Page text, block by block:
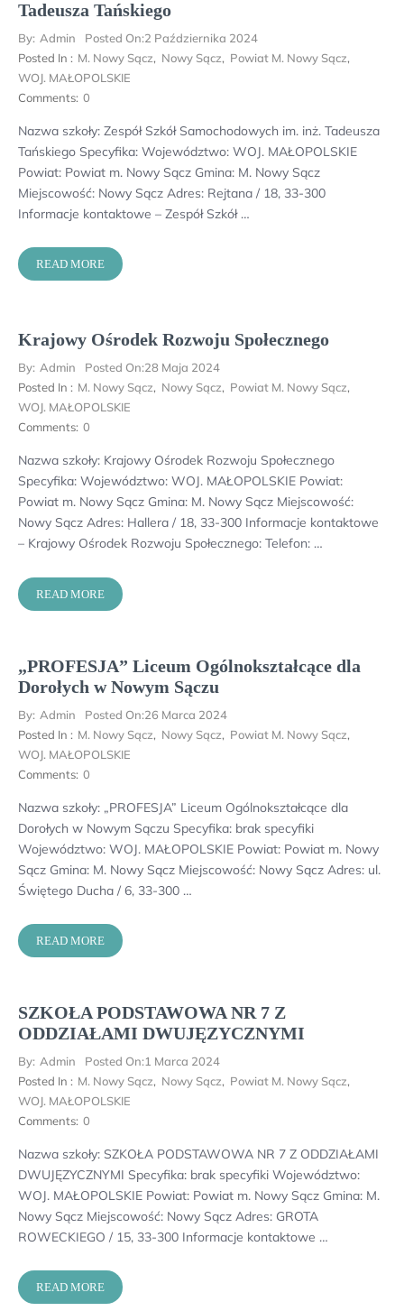
Tadeusza Tańskiego
By: Admin Posted On:2 Października 2024
Posted In : M. Nowy Sącz, Nowy Sącz, Powiat M. Nowy Sącz,
WOJ. MAŁOPOLSKIE
Comments: 0
Nazwa szkoły: Zespół Szkół Samochodowych im. inż. Tadeusza
Tańskiego Specyfika: Województwo: WOJ. MAŁOPOLSKIE
Powiat: Powiat m. Nowy Sącz Gmina: M. Nowy Sącz
Miejscowość: Nowy Sącz Adres: Rejtana / 18, 33-300
Informacje kontaktowe – Zespół Szkół …
READ MORE
Krajowy Ośrodek Rozwoju Społecznego
By: Admin Posted On:28 Maja 2024
Posted In : M. Nowy Sącz, Nowy Sącz, Powiat M. Nowy Sącz,
WOJ. MAŁOPOLSKIE
Comments: 0
Nazwa szkoły: Krajowy Ośrodek Rozwoju Społecznego
Specyfika: Województwo: WOJ. MAŁOPOLSKIE Powiat:
Powiat m. Nowy Sącz Gmina: M. Nowy Sącz Miejscowość:
Nowy Sącz Adres: Hallera / 18, 33-300 Informacje kontaktowe
– Krajowy Ośrodek Rozwoju Społecznego: Telefon: …
READ MORE
„PROFESJA” Liceum Ogólnokształcące dla
Dorołych w Nowym Sączu
By: Admin Posted On:26 Marca 2024
Posted In : M. Nowy Sącz, Nowy Sącz, Powiat M. Nowy Sącz,
WOJ. MAŁOPOLSKIE
Comments: 0
Nazwa szkoły: „PROFESJA” Liceum Ogólnokształcące dla
Dorołych w Nowym Sączu Specyfika: brak specyfiki
Województwo: WOJ. MAŁOPOLSKIE Powiat: Powiat m. Nowy
Sącz Gmina: M. Nowy Sącz Miejscowość: Nowy Sącz Adres: ul.
Świętego Ducha / 6, 33-300 …
READ MORE
SZKOŁA PODSTAWOWA NR 7 Z
ODDZIAŁAMI DWUJĘZYCZNYMI
By: Admin Posted On:1 Marca 2024
Posted In : M. Nowy Sącz, Nowy Sącz, Powiat M. Nowy Sącz,
WOJ. MAŁOPOLSKIE
Comments: 0
Nazwa szkoły: SZKOŁA PODSTAWOWA NR 7 Z ODDZIAŁAMI
DWUJĘZYCZNYMI Specyfika: brak specyfiki Województwo:
WOJ. MAŁOPOLSKIE Powiat: Powiat m. Nowy Sącz Gmina: M.
Nowy Sącz Miejscowość: Nowy Sącz Adres: GROTA
ROWECKIEGO / 15, 33-300 Informacje kontaktowe …
READ MORE